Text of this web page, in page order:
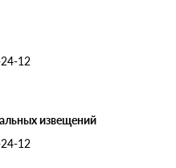
12
извещений
12